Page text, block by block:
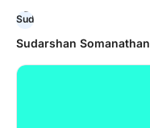
Sudarshan Somanathan